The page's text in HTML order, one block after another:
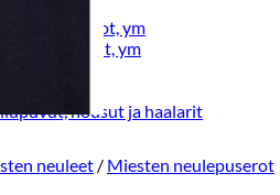
käsineet,pipot, ym
sukkahousut, ym
housut ja haalarit
neuleet / Miesten neulepuserot